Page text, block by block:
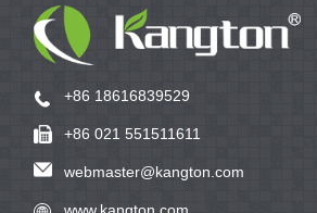
+86 18616839529
+86 021 551511611
webmaster@kangton.com
www.kangton.com